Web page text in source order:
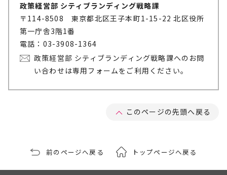
政策経営部 シティブランディング戦略課
〒114-8508 東京都北区王子本町1-15-22 北区役所
第一庁舎3階1番
電話：03-3908-1364
政策経営部 シティブランディング戦略課へのお問
い合わせは専用フォームをご利用ください。
このページの先頭へ戻る
前のページへ戻る トップページへ戻る